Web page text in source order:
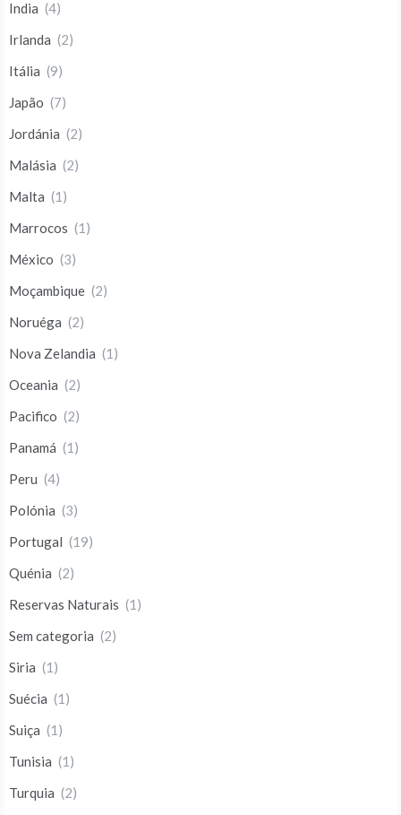
India (4)
Irlanda (2)
Itália (9)
Japão (7)
Jordánia (2)
Malásia (2)
Malta (1)
Marrocos (1)
México (3)
Moçambique (2)
Noruéga (2)
Nova Zelandia (1)
Oceania (2)
Pacifico (2)
Panamá (1)
Peru (4)
Polónia (3)
Portugal (19)
Quénia (2)
Reservas Naturais (1)
Sem categoria (2)
Siria (1)
Suécia (1)
Suiça (1)
Tunisia (1)
Turquia (2)